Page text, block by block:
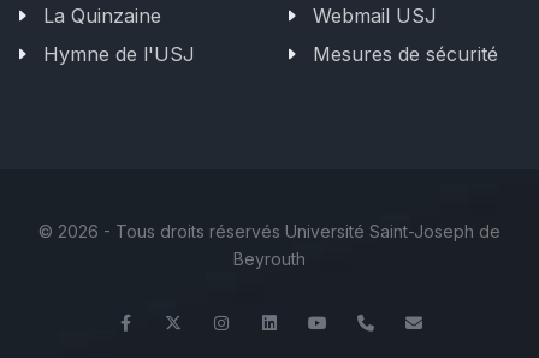
La Quinzaine
Hymne de l'USJ
Webmail USJ
Mesures de sécurité
© 2026 - Tous droits réservés Université Saint-Joseph de
Beyrouth
FacebookTwitter InstagramLinkedInYouTube+961 (1) 421 000